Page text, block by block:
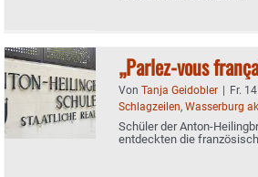
„Parlez-vous
Von Tanja Geidobler | Fr.
Schlagzeilen, Wasserburg
Schüler der Anton-
entdeckten die